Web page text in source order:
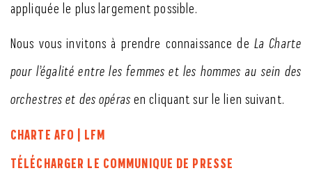
appliquée le plus largement possible.
Nous vous invitons à prendre connaissance de La Charte
pour l’égalité entre les femmes et les hommes au sein des
orchestres et des opéras en cliquant sur le lien suivant.
CHARTE AFO | LFM
TÉLÉCHARGER LE COMMUNIQUE DE PRESSE